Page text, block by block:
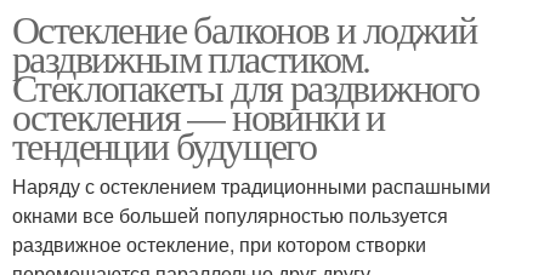
Остекление балконов и лоджий
раздвижным пластиком.
Стеклопакеты для раздвижного
остекления — новинки и
тенденции будущего
Наряду с остеклением традиционными распашными
окнами все большей популярностью пользуется
раздвижное остекление, при котором створки